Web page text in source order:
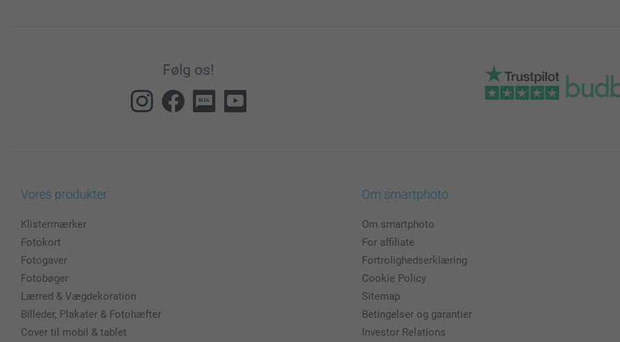
Følg os!
Vores produkter
Klistermærker
Fotokort
Fotogaver
Fotobøger
Lærred & Vægdekoration
Billeder, Plakater & Fotohæfter
Cover til mobil & tablet
Om smartphoto
Om smartphoto
For affiliate
Fortrolighedserklæring
Cookie Policy
Sitemap
Betingelser og garantier
Investor Relations